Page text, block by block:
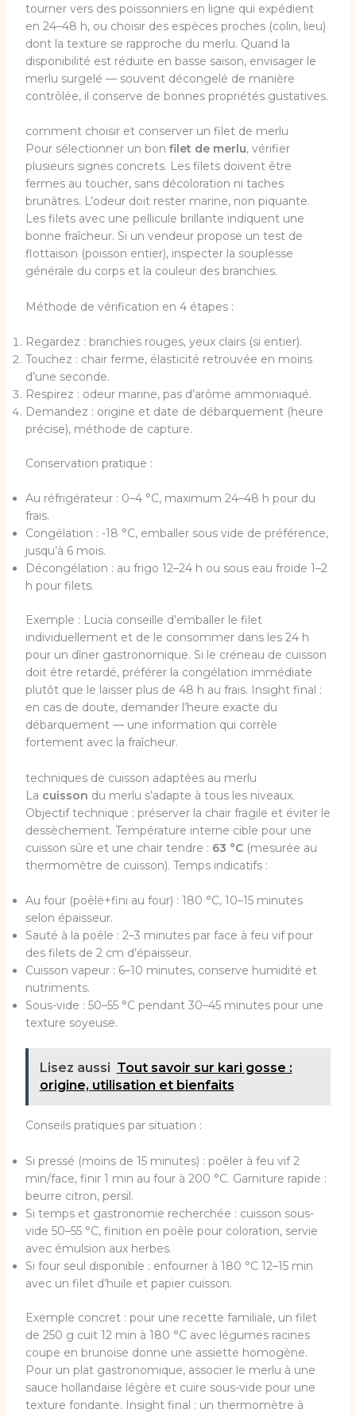
tourner vers des poissonniers en ligne qui expédient
en 24–48 h, ou choisir des espèces proches (colin, lieu)
dont la texture se rapproche du merlu. Quand la
disponibilité est réduite en basse saison, envisager le
merlu surgelé — souvent décongelé de manière
contrôlée, il conserve de bonnes propriétés gustatives.
comment choisir et conserver un filet de merlu
Pour sélectionner un bon filet de merlu, vérifier
plusieurs signes concrets. Les filets doivent être
fermes au toucher, sans décoloration ni taches
brunâtres. L’odeur doit rester marine, non piquante.
Les filets avec une pellicule brillante indiquent une
bonne fraîcheur. Si un vendeur propose un test de
flottaison (poisson entier), inspecter la souplesse
générale du corps et la couleur des branchies.
Méthode de vérification en 4 étapes :
Regardez : branchies rouges, yeux clairs (si entier).
Touchez : chair ferme, élasticité retrouvée en moins
d’une seconde.
Respirez : odeur marine, pas d’arôme ammoniaqué.
Demandez : origine et date de débarquement (heure
précise), méthode de capture.
Conservation pratique :
Au réfrigérateur : 0–4 °C, maximum 24–48 h pour du
frais.
Congélation : -18 °C, emballer sous vide de préférence,
jusqu’à 6 mois.
Décongélation : au frigo 12–24 h ou sous eau froide 1–2
h pour filets.
Exemple : Lucia conseille d’emballer le filet
individuellement et de le consommer dans les 24 h
pour un dîner gastronomique. Si le créneau de cuisson
doit être retardé, préférer la congélation immédiate
plutôt que le laisser plus de 48 h au frais. Insight final :
en cas de doute, demander l’heure exacte du
débarquement — une information qui corrèle
fortement avec la fraîcheur.
techniques de cuisson adaptées au merlu
La cuisson du merlu s’adapte à tous les niveaux.
Objectif technique : préserver la chair fragile et éviter le
dessèchement. Température interne cible pour une
cuisson sûre et une chair tendre : 63 °C(mesurée au
thermomètre de cuisson). Temps indicatifs :
Au four (poêlé+fini au four) : 180 °C, 10–15 minutes
selon épaisseur.
Sauté à la poêle : 2–3 minutes par face à feu vif pour
des filets de 2 cm d’épaisseur.
Cuisson vapeur : 6–10 minutes, conserve humidité et
nutriments.
Sous-vide : 50–55 °C pendant 30–45 minutes pour une
texture soyeuse.
Lisez aussi Tout savoir sur kari gosse :
origine, utilisation et bienfaits
Conseils pratiques par situation :
Si pressé (moins de 15 minutes) : poêler à feu vif 2
min/face, finir 1 min au four à 200 °C. Garniture rapide :
beurre citron, persil.
Si temps et gastronomie recherchée : cuisson sous-
vide 50–55 °C, finition en poêle pour coloration, servie
avec émulsion aux herbes.
Si four seul disponible : enfourner à 180 °C 12–15 min
avec un filet d’huile et papier cuisson.
Exemple concret : pour une recette familiale, un filet
de 250 g cuit 12 min à 180 °C avec légumes racines
coupe en brunoise donne une assiette homogène.
Pour un plat gastronomique, associer le merlu à une
sauce hollandaise légère et cuire sous-vide pour une
texture fondante. Insight final : un thermomètre à